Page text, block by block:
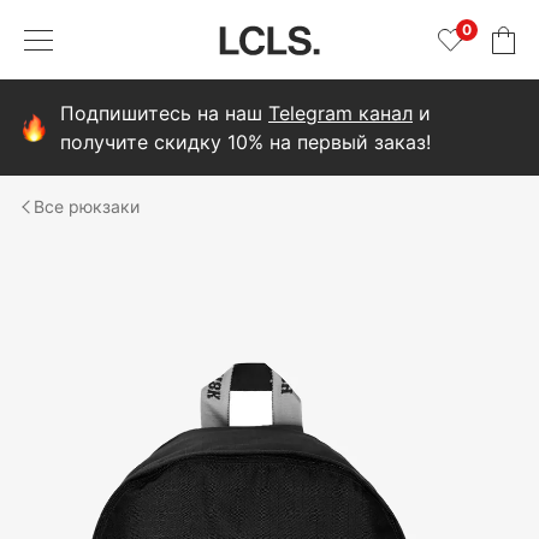
0
Подпишитесь на наш Telegram канал и
получите скидку 10% на первый заказ!
рюкзаки